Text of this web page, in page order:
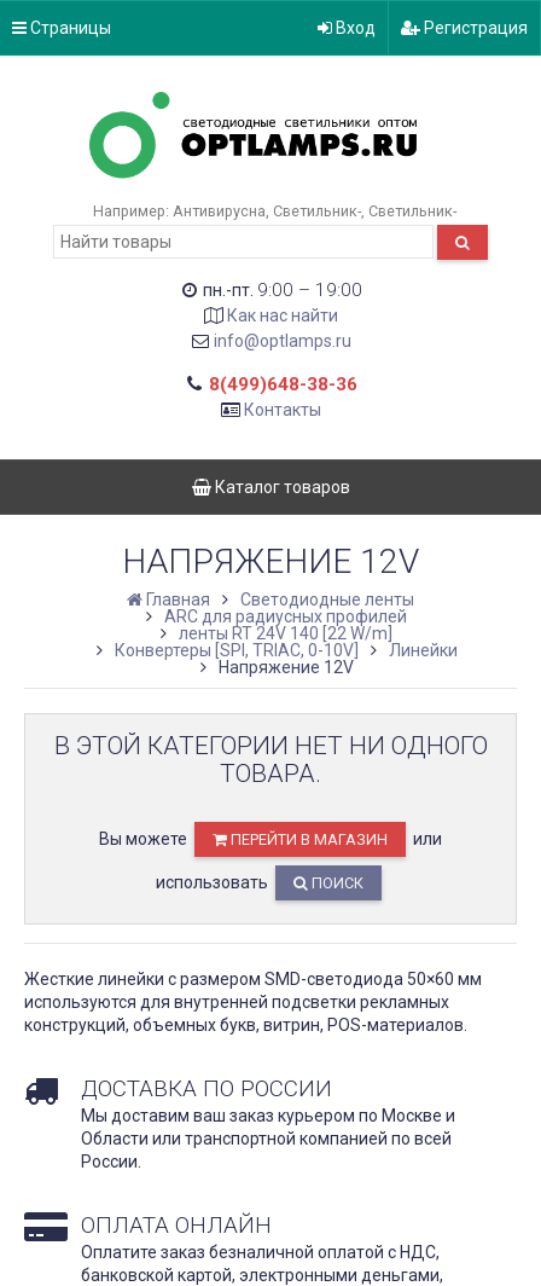
Страницы Вход Регистрация
Например: Антивирусна Светильник- Светильник-
пн.-пт. 9:00 – 19:00
Как нас найти
info@optlamps.ru
8(499)648-38-36
Контакты
Каталог товаров
НАПРЯЖЕНИЕ 12V
Главная
Светодиодные ленты
ARC для радиусных профилей
ленты RT 24V 140 [22 W/m]
Конвертеры [SPI, TRIAC, 0-10V]
Линейки
Напряжение 12V
В ЭТОЙ КАТЕГОРИИ НЕТ НИ ОДНОГО
ТОВАРА.
Вы можете ПЕРЕЙТИ В МАГАЗИН или
использовать ПОИСК
Жесткие линейки с размером SMD-светодиода 50×60 мм
используются для внутренней подсветки рекламных
конструкций, объемных букв, витрин, POS-материалов.
ДОСТАВКА ПО РОССИИ
Мы доставим ваш заказ курьером по Москве и
Области или транспортной компанией по всей
России.
ОПЛАТА ОНЛАЙН
Оплатите заказ безналичной оплатой с НДС,
банковской картой, электронными деньгами,